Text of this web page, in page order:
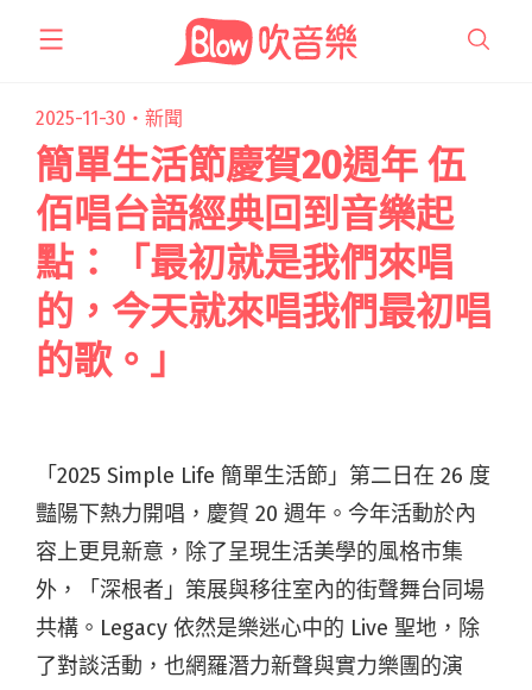
2025-11-30・ 新聞
簡單生活節慶賀20週年 伍
佰唱台語經典回到音樂起
點：「最初就是我們來唱
的，今天就來唱我們最初唱
的歌。」
「2025 Simple Life 簡單生活節」第二日在 26 度
豔陽下熱力開唱，慶賀 20 週年。今年活動於內
容上更見新意，除了呈現生活美學的風格市集
外，「深根者」策展與移往室內的街聲舞台同場
共構。Legacy 依然是樂迷心中的 Live 聖地，除
了對談活動，也網羅潛力新聲與實力樂團的演